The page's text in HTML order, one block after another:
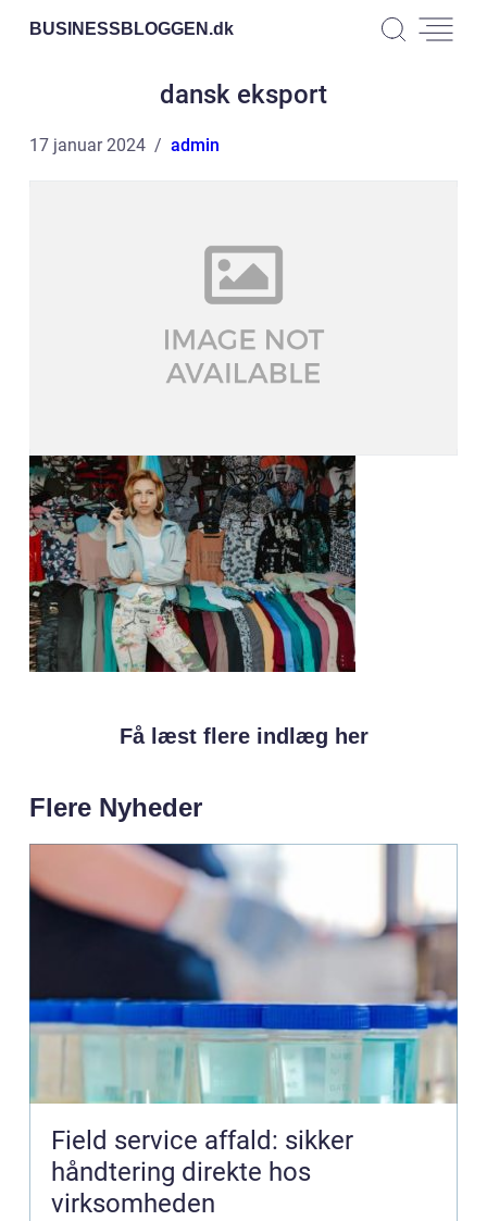
BUSINESSBLOGGEN.dk
dansk eksport
17 januar 2024 admin
Få læst flere indlæg her
Flere Nyheder
Field service affald: sikker
håndtering direkte hos
virksomheden